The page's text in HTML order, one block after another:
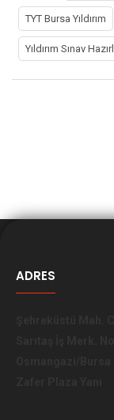
TYT Bursa Yıldırım
Yıldırım Sınav
ADRES